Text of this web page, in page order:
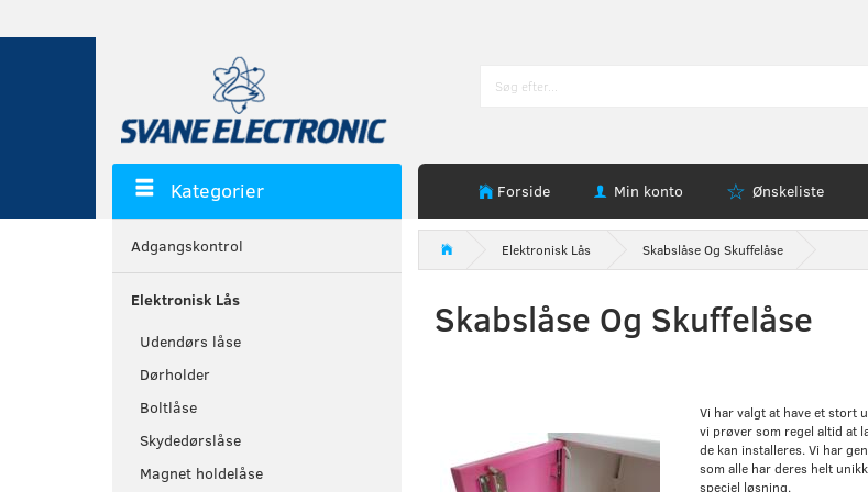
Forside Min konto Ønskeliste
Kategorier
Adgangskontrol
Elektronisk Lås
Udendørs låse
Dørholder
Boltlåse
Skydedørslåse
Magnet holdelåse
Elektronisk Lås Skabslåse Og Skuffelåse
Skabslåse Og Skuffelåse
Vi har valgt at have et stort
vi prøver som regel altid at
de kan installeres. Vi har
som alle har deres helt
speciel løsning.